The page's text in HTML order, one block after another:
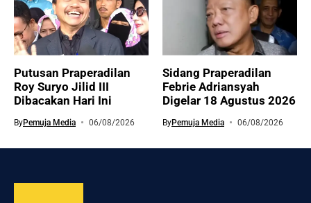
Putusan Praperadilan
Roy Suryo Jilid III
Dibacakan Hari Ini
ByPemuja Media 06/08/2026
Sidang Praperadilan
Febrie Adriansyah
Digelar 18 Agustus 2026
ByPemuja Media 06/08/2026